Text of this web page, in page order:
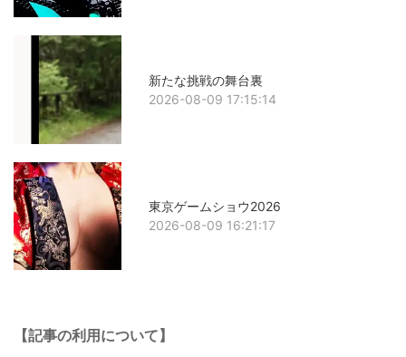
新たな挑戦の舞台裏
2026-08-09 17:15:14
東京ゲームショウ2026
2026-08-09 16:21:17
【記事の利用について】